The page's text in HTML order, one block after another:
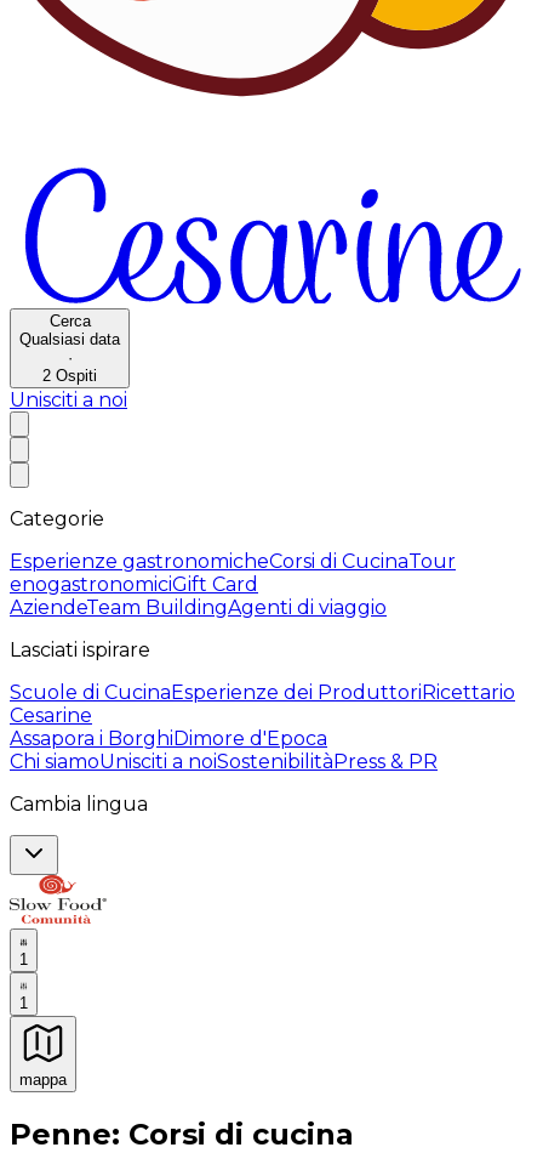
Cerca
Qualsiasi data
·
2 Ospiti
Unisciti a noi
Categorie
Esperienze gastronomicheCorsi di CucinaTour
enogastronomiciGift Card
AziendeTeam BuildingAgenti di viaggio
Lasciati ispirare
Scuole di CucinaEsperienze dei ProduttoriRicettario
Cesarine
Assapora i BorghiDimore d'Epoca
Chi siamoUnisciti a noiSostenibilitàPress & PR
Cambia lingua
1
1
mappa
Esperienze culinarie indimenticabili: Esperienze
Penne: Corsi di cucina